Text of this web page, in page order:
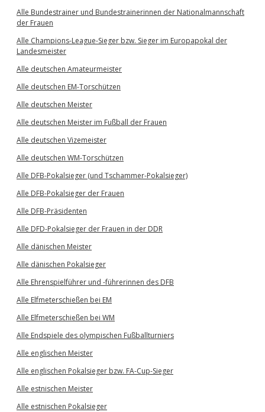
Alle Bundestrainer und Bundestrainerinnen der Nationalmannschaft
der Frauen
Alle Champions-League-Sieger bzw. Sieger im Europapokal der
Landesmeister
Alle deutschen Amateurmeister
Alle deutschen EM-Torschützen
Alle deutschen Meister
Alle deutschen Meister im Fußball der Frauen
Alle deutschen Vizemeister
Alle deutschen WM-Torschützen
Alle DFB-Pokalsieger (und Tschammer-Pokalsieger)
Alle DFB-Pokalsieger der Frauen
Alle DFB-Präsidenten
Alle DFD-Pokalsieger der Frauen in der DDR
Alle dänischen Meister
Alle dänischen Pokalsieger
Alle Ehrenspielführer und -führerinnen des DFB
Alle Elfmeterschießen bei EM
Alle Elfmeterschießen bei WM
Alle Endspiele des olympischen Fußballturniers
Alle englischen Meister
Alle englischen Pokalsieger bzw. FA-Cup-Sieger
Alle estnischen Meister
Alle estnischen Pokalsieger